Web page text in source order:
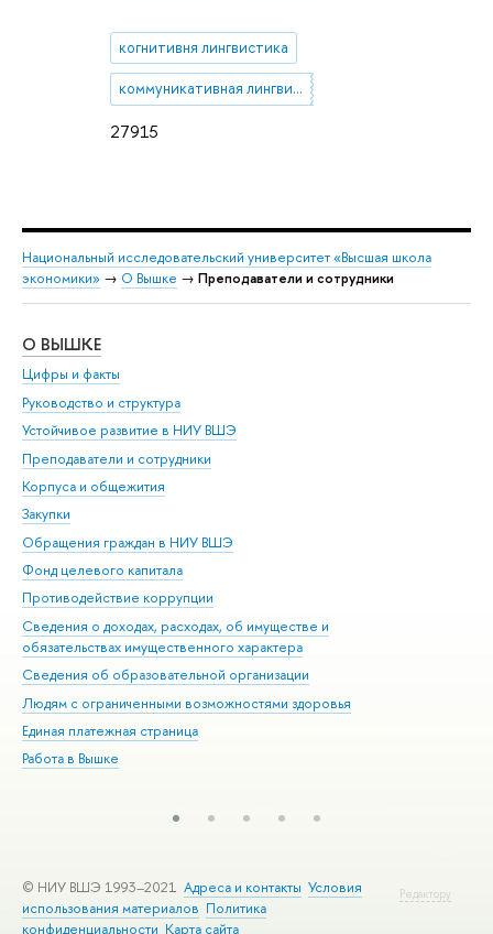
27915
когнитивня лингвистика
коммуникативная лингвистика
Национальный исследовательский университет «Высшая школа
экономики» → О Вышке → Преподаватели и сотрудники
О ВЫШКЕ
Цифры и факты
Руководство и структура
Устойчивое развитие в НИУ ВШЭ
Преподаватели и сотрудники
Корпуса и общежития
Закупки
Обращения граждан в НИУ ВШЭ
Фонд целевого капитала
Противодействие коррупции
Сведения о доходах, расходах, об имуществе и
обязательствах имущественного характера
Сведения об образовательной организации
Людям с ограниченными возможностями здоровья
Единая платежная страница
Работа в Вышке
Редактору
© НИУ ВШЭ 1993–2021 Адреса и контакты Условия
использования материалов Политика
конфиденциальности Карта сайта